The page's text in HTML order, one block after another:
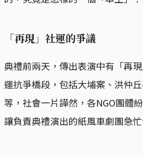
「再現」社運的爭議
典禮前兩天，傳出表演中有「再
運抗爭橋段，包括大埔案、洪仲
等，社會一片譁然，各NGO團體
讓負責典禮演出的紙風車劇團急